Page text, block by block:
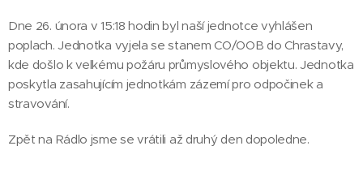
Dne 26. února v 15:18 hodin byl naší jednotce vyhlášen
poplach. Jednotka vyjela se stanem CO/OOB do Chrastavy,
kde došlo k velkému požáru průmyslového objektu. Jednotka
poskytla zasahujícím jednotkám zázemí pro odpočinek a
stravování.
Zpět na Rádlo jsme se vrátili až druhý den dopoledne.